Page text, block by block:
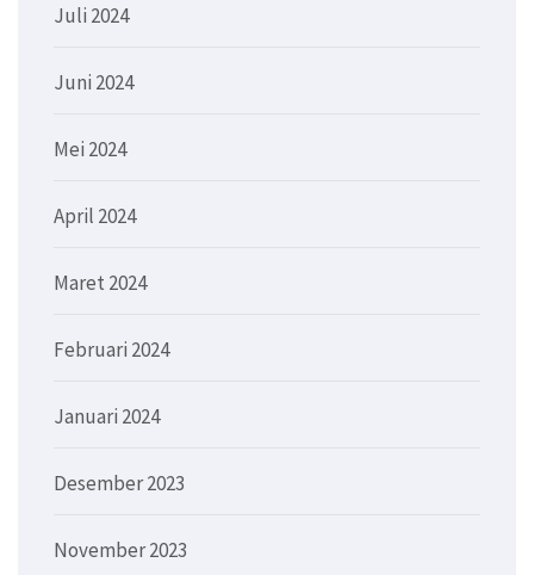
Juli 2024
Juni 2024
Mei 2024
April 2024
Maret 2024
Februari 2024
Januari 2024
Desember 2023
November 2023